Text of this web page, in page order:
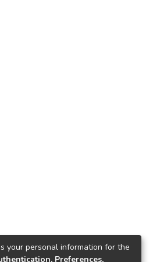
your personal information for the
Preferences,